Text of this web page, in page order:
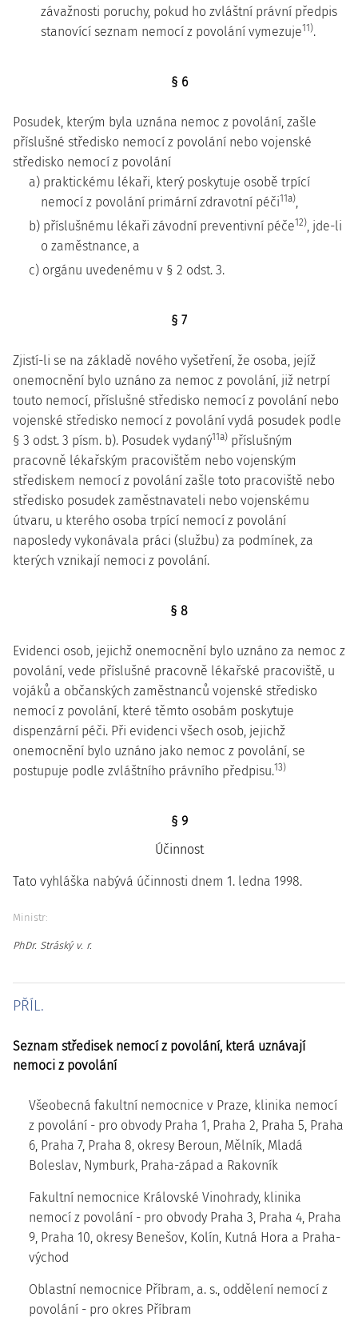
závažnosti poruchy, pokud ho zvláštní právní předpis
stanovící seznam nemocí z povolání vymezuje11).
§ 6
Posudek, kterým byla uznána nemoc z povolání, zašle
příslušné středisko nemocí z povolání nebo vojenské
středisko nemocí z povolání
a) praktickému lékaři, který poskytuje osobě trpící
nemocí z povolání primární zdravotní péči11a),
b) příslušnému lékaři závodní preventivní péče12), jde-li
o zaměstnance, a
c) orgánu uvedenému v § 2 odst. 3.
§ 7
Zjistí-li se na základě nového vyšetření, že osoba, jejíž
onemocnění bylo uznáno za nemoc z povolání, již netrpí
touto nemocí, příslušné středisko nemocí z povolání nebo
vojenské středisko nemocí z povolání vydá posudek podle
§ 3 odst. 3 písm. b). Posudek vydaný11a) příslušným
pracovně lékařským pracovištěm nebo vojenským
střediskem nemocí z povolání zašle toto pracoviště nebo
středisko posudek zaměstnavateli nebo vojenskému
útvaru, u kterého osoba trpící nemocí z povolání
naposledy vykonávala práci (službu) za podmínek, za
kterých vznikají nemoci z povolání.
§ 8
Evidenci osob, jejichž onemocnění bylo uznáno za nemoc z
povolání, vede příslušné pracovně lékařské pracoviště, u
vojáků a občanských zaměstnanců vojenské středisko
nemocí z povolání, které těmto osobám poskytuje
dispenzární péči. Při evidenci všech osob, jejichž
onemocnění bylo uznáno jako nemoc z povolání, se
postupuje podle zvláštního právního předpisu.13)
§ 9
Účinnost
Tato vyhláška nabývá účinnosti dnem 1. ledna 1998.
Ministr:
PhDr. Stráský v. r.
PŘÍL.
Seznam středisek nemocí z povolání, která uznávají
nemoci z povolání
Všeobecná fakultní nemocnice v Praze, klinika nemocí
z povolání - pro obvody Praha 1, Praha 2, Praha 5, Praha
6, Praha 7, Praha 8, okresy Beroun, Mělník, Mladá
Boleslav, Nymburk, Praha-západ a Rakovník
Fakultní nemocnice Královské Vinohrady, klinika
nemocí z povolání - pro obvody Praha 3, Praha 4, Praha
9, Praha 10, okresy Benešov, Kolín, Kutná Hora a Praha-
východ
Oblastní nemocnice Příbram, a. s., oddělení nemocí z
povolání - pro okres Příbram